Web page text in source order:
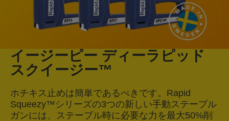
イージーピー ディーラピッド
スクイージー™
ホチキス止めは簡単であるべきです。Rapid
Squeezy™シリーズの3つの新しい手動ステープル
ガンには、ステープル時に必要な力を最大50%削